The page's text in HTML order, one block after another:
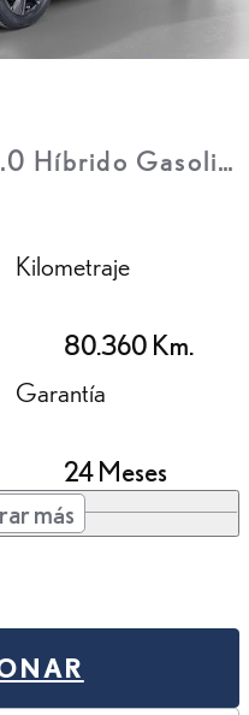
Híbrido
Kilometraje
80.360 Km.
Garantía
24 Meses
más